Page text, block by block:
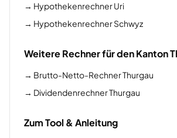
→ Hypothekenrechner Uri
→ Hypothekenrechner Schwyz
Weitere Rechner für den Kanton
→ Brutto-Netto-Rechner Thurgau
→ Dividendenrechner Thurgau
Zum Tool & Anleitung